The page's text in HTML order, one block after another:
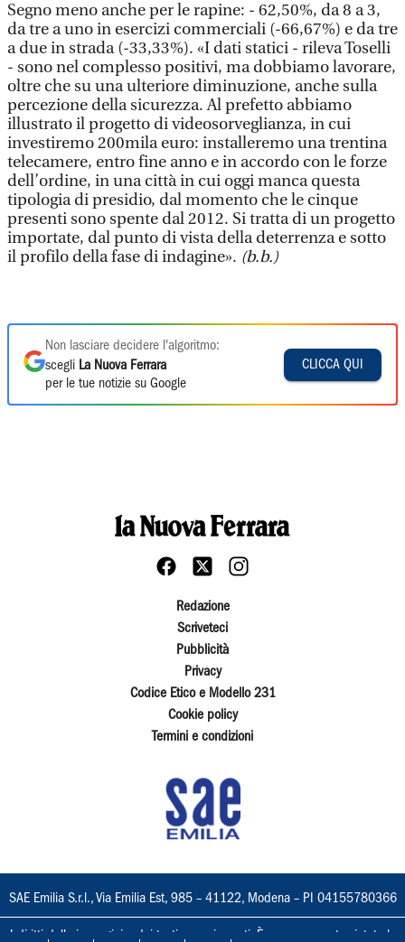
Segno meno anche per le rapine: - 62,50%, da 8 a 3,
da tre a uno in esercizi commerciali (-66,67%) e da tre
a due in strada (-33,33%). «I dati statici - rileva Toselli
- sono nel complesso positivi, ma dobbiamo lavorare,
oltre che su una ulteriore diminuzione, anche sulla
percezione della sicurezza. Al prefetto abbiamo
illustrato il progetto di videosorveglianza, in cui
investiremo 200mila euro: installeremo una trentina
telecamere, entro fine anno e in accordo con le forze
dell’ordine, in una città in cui oggi manca questa
tipologia di presidio, dal momento che le cinque
presenti sono spente dal 2012. Si tratta di un progetto
importate, dal punto di vista della deterrenza e sotto
il profilo della fase di indagine». (b.b.)
Non lasciare decidere l'algoritmo:
scegli La Nuova Ferrara
per le tue notizie su Google
CLICCA QUI
Redazione
Scriveteci
Pubblicità
Privacy
Codice Etico e Modello 231
Cookie policy
Termini e condizioni
SAE Emilia S.r.l., Via Emilia Est, 985 – 41122, Modena – PI 04155780366
I diritti delle immagini e dei testi sono riservati. È espressamente vietata la